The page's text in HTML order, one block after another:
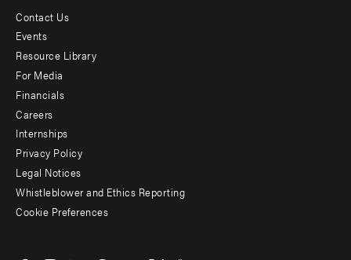
Footer
menu
-
Additional
Contact Us
Events
Resource Library
For Media
Financials
Careers
Internships
Privacy Policy
Legal Notices
Whistleblower and Ethics Reporting
Cookie Preferences